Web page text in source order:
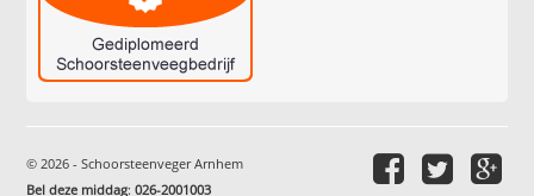
© 2026 - Schoorsteenveger Arnhem
Bel deze middag:026-2001003